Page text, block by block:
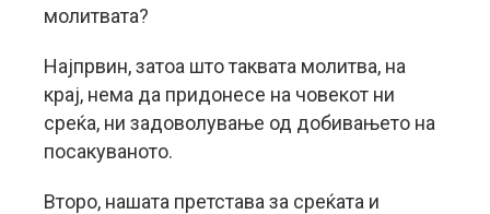
молитвата?
Најпрвин, затоа што таквата молитва, на
крај, нема да придонесе на човекот ни
среќа, ни задоволување од добивањето на
посакуваното.
Второ, нашата претстава за среќата и